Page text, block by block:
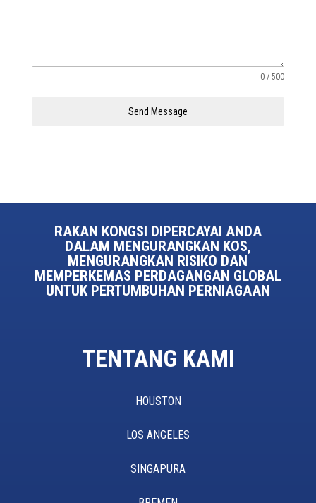
0 / 500
Send Message
RAKAN KONGSI DIPERCAYAI ANDA
DALAM MENGURANGKAN KOS,
MENGURANGKAN RISIKO DAN
MEMPERKEMAS PERDAGANGAN GLOBAL
UNTUK PERTUMBUHAN PERNIAGAAN
TENTANG KAMI
HOUSTON
LOS ANGELES
SINGAPURA